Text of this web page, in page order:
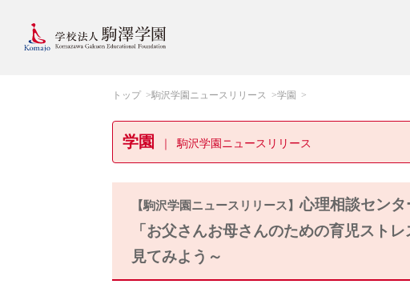
トップ 駒沢学園ニュースリリース 学園
学園 駒沢学園ニュースリリース
【駒沢学園ニュースリリース】心理相談セン
「お父さんお母さんのための育児スト
見てみよう～